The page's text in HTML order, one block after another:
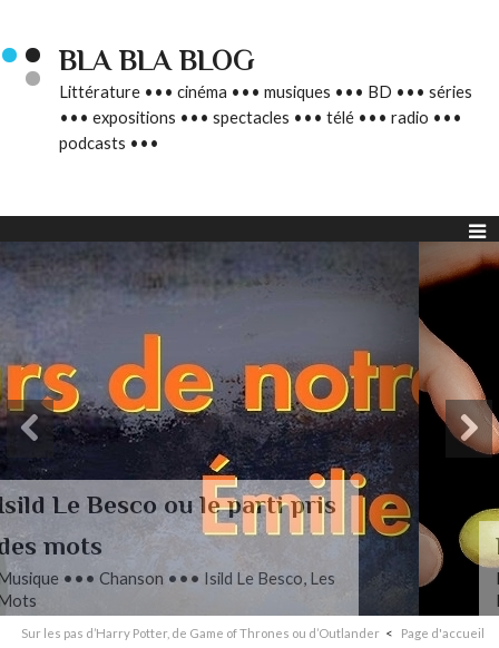
BLA BLA BLOG
Littérature ••• cinéma ••• musiques ••• BD ••• séries
••• expositions ••• spectacles ••• télé ••• radio •••
podcasts •••
L’autre Mendelssohn
Musique ••• Classique ••• Fanny
Sur les pas d’Harry Potter, de Game of Thrones ou d’Outlander Page d'accueil